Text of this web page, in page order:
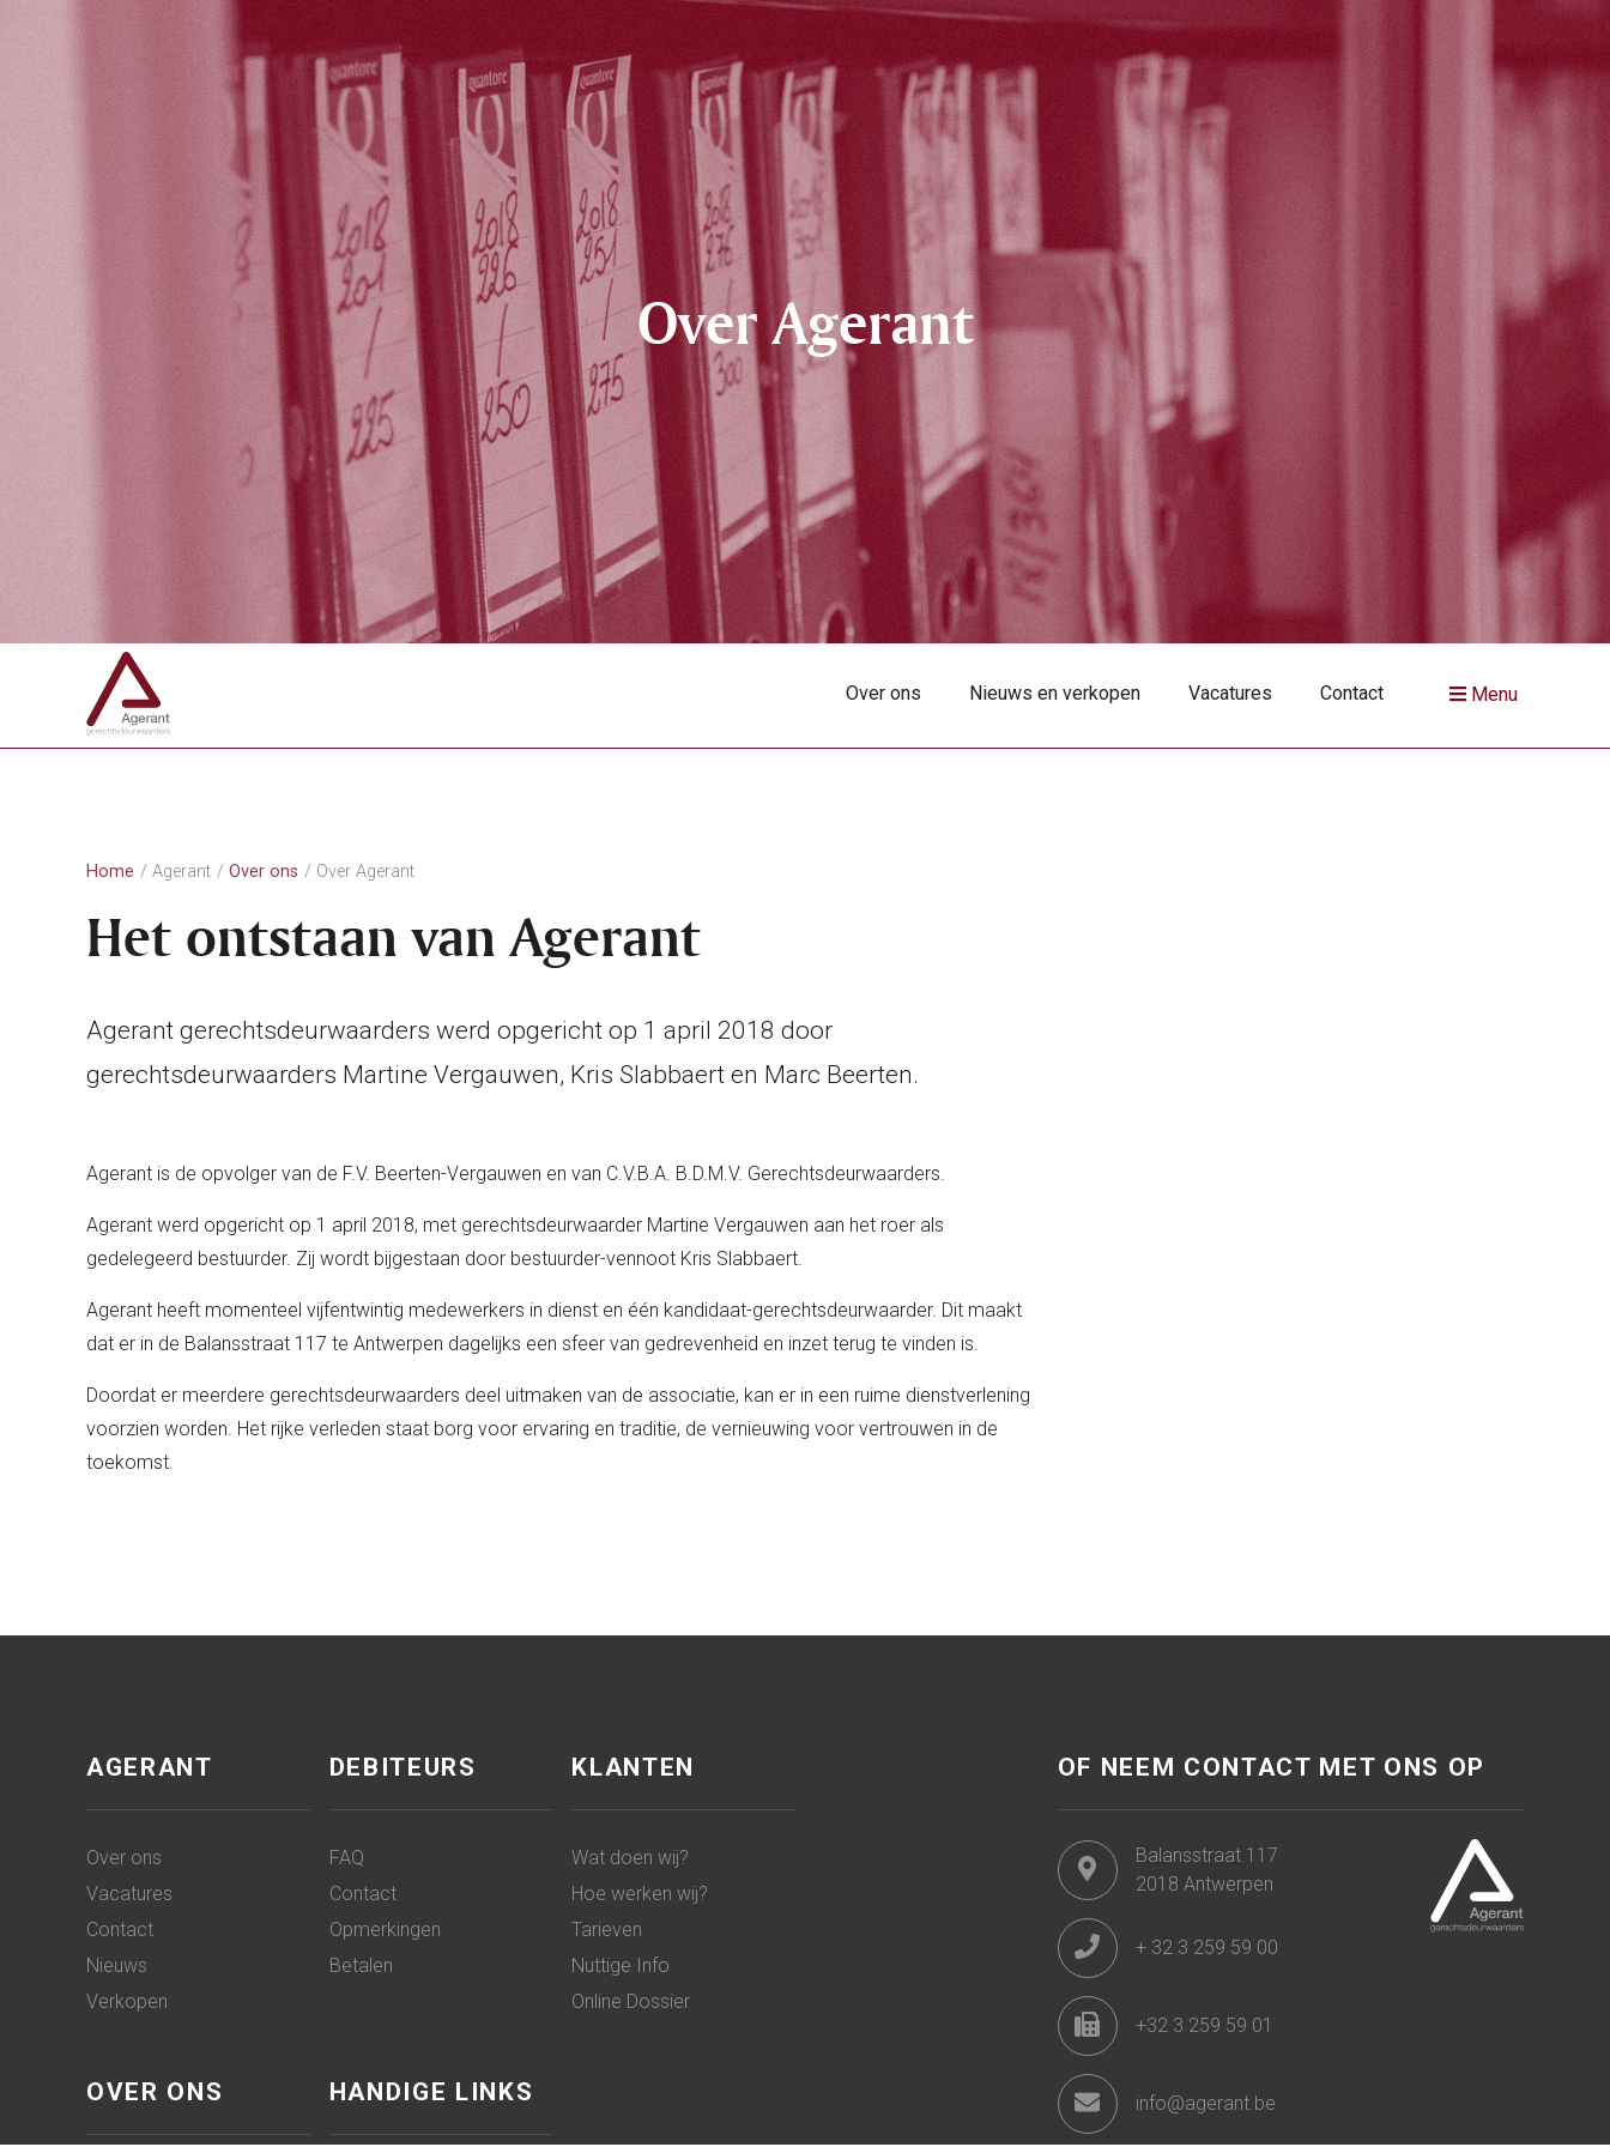
Over Agerant
Menu
Over ons Nieuws en verkopen Vacatures Contact
Home Agerant Over ons Over Agerant
Het ontstaan van Agerant
Agerant gerechtsdeurwaarders werd opgericht op 1 april 2018 door
gerechtsdeurwaarders Martine Vergauwen, Kris Slabbaert en Marc Beerten.
Agerant is de opvolger van de F.V. Beerten-Vergauwen en van C.V.B.A. B.D.M.V. Gerechtsdeurwaarders.
Agerant werd opgericht op 1 april 2018, met gerechtsdeurwaarder Martine Vergauwen aan het roer als
gedelegeerd bestuurder. Zij wordt bijgestaan door bestuurder-vennoot Kris Slabbaert.
Agerant heeft momenteel vijfentwintig medewerkers in dienst en één kandidaat-gerechtsdeurwaarder. Dit maakt
dat er in de Balansstraat 117 te Antwerpen dagelijks een sfeer van gedrevenheid en inzet terug te vinden is.
Doordat er meerdere gerechtsdeurwaarders deel uitmaken van de associatie, kan er in een ruime dienstverlening
voorzien worden. Het rijke verleden staat borg voor ervaring en traditie, de vernieuwing voor vertrouwen in de
toekomst.
OF NEEM CONTACT MET ONS OP
Balansstraat 117
2018 Antwerpen
+ 32 3 259 59 00
+32 3 259 59 01
info@agerant.be
AGERANT
Over ons
Vacatures
Contact
Nieuws
Verkopen
DEBITEURS
FAQ
Contact
Opmerkingen
Betalen
KLANTEN
Wat doen wij?
Hoe werken wij?
Tarieven
Nuttige Info
Online Dossier
OVER ONS HANDIGE LINKS